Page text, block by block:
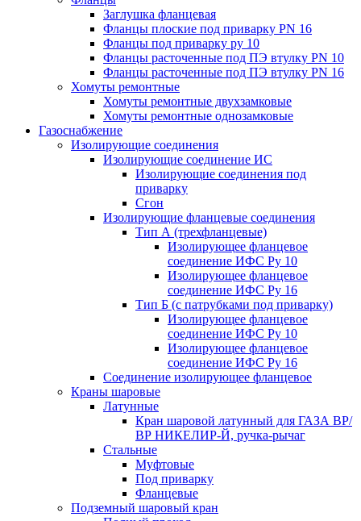
Заглушка фланцевая
Фланцы плоские под приварку PN 16
Фланцы под приварку ру 10
Фланцы расточенные под ПЭ втулку PN 10
Фланцы расточенные под ПЭ втулку PN 16
Хомуты ремонтные
Хомуты ремонтные двухзамковые
Хомуты ремонтные однозамковые
Газоснабжение
Изолирующие соединения
Изолирующие соединение ИС
Изолирующие соединения под
приварку
Сгон
Изолирующие фланцевые соединения
Тип А (трехфланцевые)
Изолирующее фланцевое
соединение ИФС Ру 10
Изолирующее фланцевое
соединение ИФС Ру 16
Тип Б (с патрубками под приварку)
Изолирующее фланцевое
соединение ИФС Ру 10
Изолирующее фланцевое
соединение ИФС Ру 16
Соединение изолирующее фланцевое
Краны шаровые
Латунные
Кран шаровой латунный для ГАЗА ВР/
ВР НИКЕЛИР-Й, ручка-рычаг
Стальные
Муфтовые
Под приварку
Фланцевые
Подземный шаровый кран